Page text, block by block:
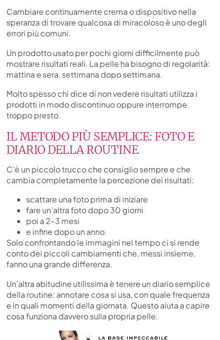
Cambiare continuamente crema o dispositivo nella
speranza di trovare qualcosa di miracoloso è uno degli
errori più comuni.
Un prodotto usato per pochi giorni difficilmente può
mostrare risultati reali. La pelle ha bisogno di regolarità:
mattina e sera, settimana dopo settimana.
Molto spesso chi dice di non vedere risultati utilizza i
prodotti in modo discontinuo oppure interrompe
troppo presto.
IL METODO PIÙ SEMPLICE: FOTO E
DIARIO DELLA ROUTINE
C’è un piccolo trucco che consiglio sempre e che
cambia completamente la percezione dei risultati:
scattare una foto prima di iniziare
fare un’altra foto dopo 30 giorni
poi a 2–3 mesi
e infine dopo un anno.
Solo confrontando le immagini nel tempo ci si rende
conto dei piccoli cambiamenti che, messi insieme,
fanno una grande differenza.
Un’altra abitudine utilissima è tenere un diario semplice
della routine: annotare cosa si usa, con quale frequenza
e in quali momenti della giornata. Questo aiuta a capire
cosa funziona davvero sulla propria pelle.